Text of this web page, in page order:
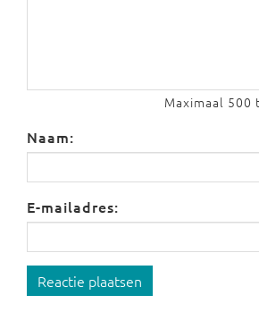
Maximaal 500
Naam:
E-mailadres:
Reactie plaatsen